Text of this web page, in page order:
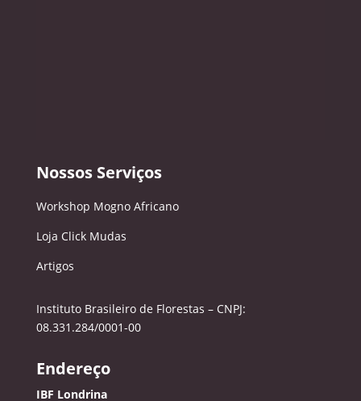
Nossos Serviços
Workshop Mogno Africano
Loja Click Mudas
Artigos
Instituto Brasileiro de Florestas – CNPJ:
08.331.284/0001-00
Endereço
IBF Londrina